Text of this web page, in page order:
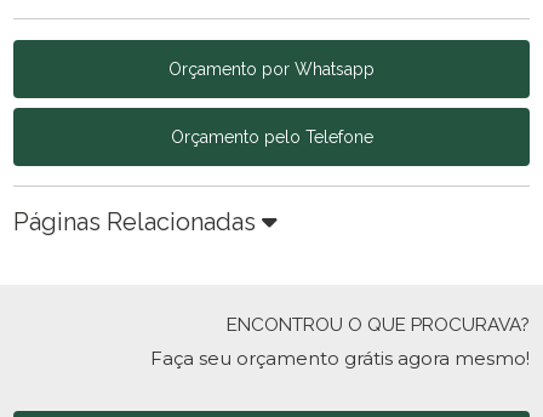
Orçamento por Whatsapp
Orçamento pelo Telefone
Páginas Relacionadas
ENCONTROU O QUE PROCURAVA?
Faça seu orçamento grátis agora mesmo!